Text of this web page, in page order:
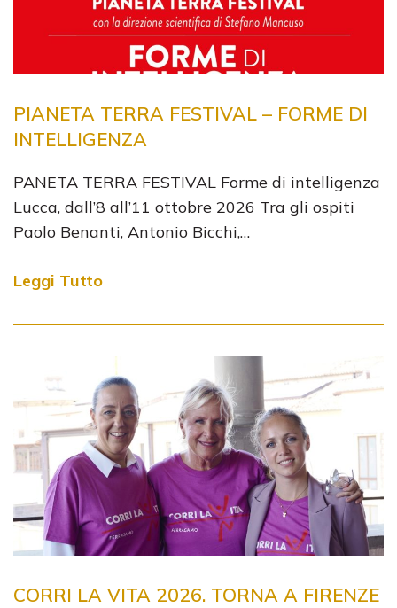
PIANETA TERRA FESTIVAL – FORME DI
INTELLIGENZA
PANETA TERRA FESTIVAL Forme di intelligenza
Lucca, dall’8 all’11 ottobre 2026 Tra gli ospiti
Paolo Benanti, Antonio Bicchi,…
Leggi Tutto
CORRI LA VITA 2026. TORNA A FIRENZE